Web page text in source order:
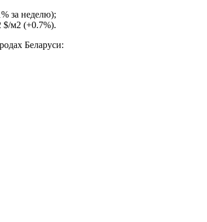
за неделю);
$/м2 (+0.7%).
Беларуси: